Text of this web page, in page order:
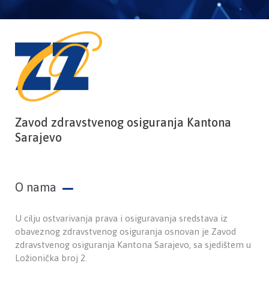
Zavod zdravstvenog osiguranja Kantona
Sarajevo
O nama
U cilju ostvarivanja prava i osiguravanja sredstava iz
obaveznog zdravstvenog osiguranja osnovan je Zavod
zdravstvenog osiguranja Kantona Sarajevo, sa sjedištem u
Ložionička broj 2.